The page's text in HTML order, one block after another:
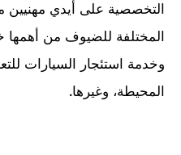
التخصصية على أيدي مهنيين
المختلفة للضيوف من أهمها
وخدمة استئجار السيارات
المحيطة، وغيرها.